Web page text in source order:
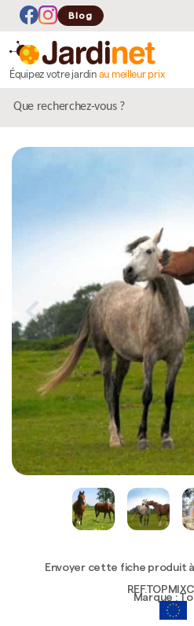
Blog
Équipez votre jardin au meilleur prix
Marque :
Envoyer cette fiche produit à